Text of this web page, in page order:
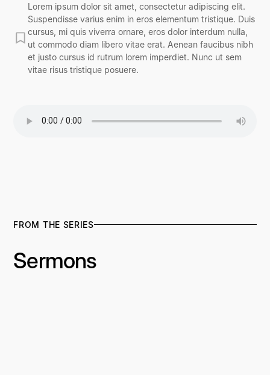
Lorem ipsum dolor sit amet, consectetur adipiscing elit.
Suspendisse varius enim in eros elementum tristique. Duis
cursus, mi quis viverra ornare, eros dolor interdum nulla,
ut commodo diam libero vitae erat. Aenean faucibus nibh
et justo cursus id rutrum lorem imperdiet. Nunc ut sem
vitae risus tristique posuere.
FROM THE SERIES
Sermons